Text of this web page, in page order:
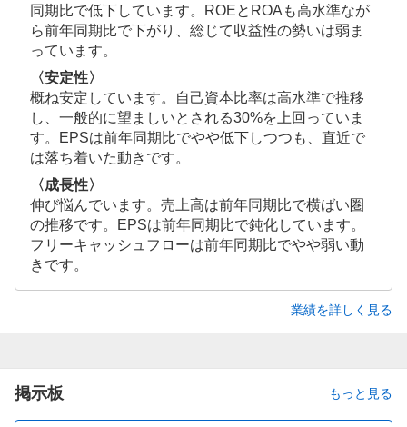
同期比で低下しています。ROEとROAも高水準なが
ら前年同期比で下がり、総じて収益性の勢いは弱ま
っています。
〈安定性〉
概ね安定しています。自己資本比率は高水準で推移
し、一般的に望ましいとされる30%を上回っていま
す。EPSは前年同期比でやや低下しつつも、直近で
は落ち着いた動きです。
〈成長性〉
伸び悩んでいます。売上高は前年同期比で横ばい圏
の推移です。EPSは前年同期比で鈍化しています。
フリーキャッシュフローは前年同期比でやや弱い動
きです。
業績を詳しく見る
掲示板 もっと見る